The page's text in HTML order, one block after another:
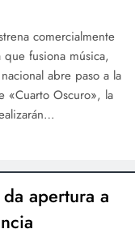
comercialmente
fusiona música,
abre paso a la
«Cuarto Oscuro», la
apertura a